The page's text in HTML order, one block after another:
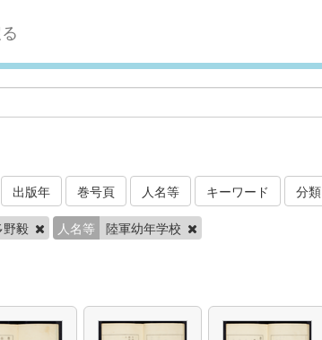
出版年 巻号頁 人名等 キーワード 分類
野毅 人名等 陸軍幼年学校